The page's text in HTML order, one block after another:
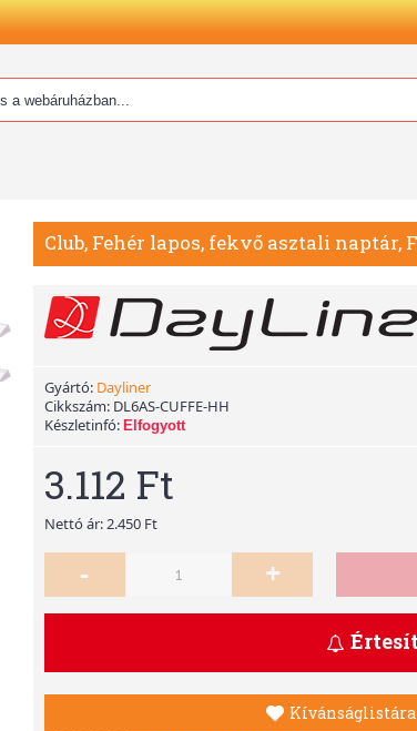
Club, Fehér lapos, fekvő asztali naptár,
Gyártó: Dayliner
Cikkszám: DL6AS-CUFFE-HH
Készletinfó: Elfogyott
3.112 Ft
Nettó ár: 2.450 Ft
- +
Kívánságlistára